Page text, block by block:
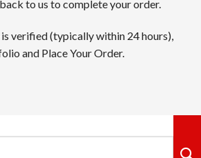
to us to complete your order.
verified (typically within 24 hours),
and Place Your Order.
ジノは革新性のあるキャッシュバッ
体制も信頼感を高めています。
ンしたベラジョンのグループのネ
整っていますしており、プレイすれ